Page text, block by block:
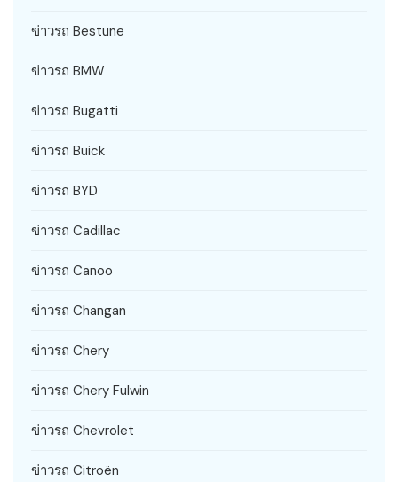
ข่าวรถ Bestune
ข่าวรถ BMW
ข่าวรถ Bugatti
ข่าวรถ Buick
ข่าวรถ BYD
ข่าวรถ Cadillac
ข่าวรถ Canoo
ข่าวรถ Changan
ข่าวรถ Chery
ข่าวรถ Chery Fulwin
ข่าวรถ Chevrolet
ข่าวรถ Citroën